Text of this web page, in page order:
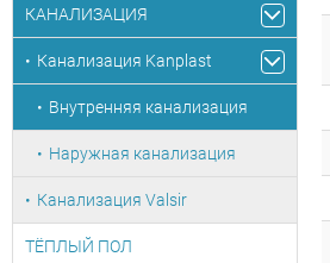
КАНАЛИЗАЦИЯ
Канализация Kanplast
Внутренняя канализация
Наружная канализация
Канализация Valsir
ТЁПЛЫЙ ПОЛ